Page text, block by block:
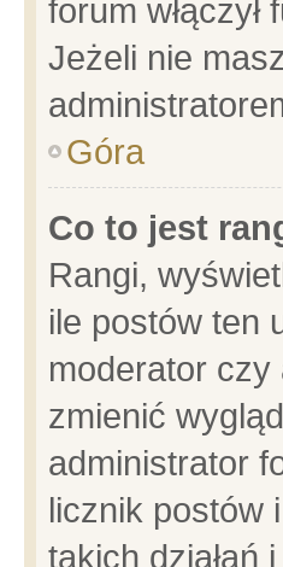
forum
Jeżeli nie
Góra
Co to jest
Rangi,
ile postów ten
moderator czy
zmienić
administrator
licznik postów
takich działań